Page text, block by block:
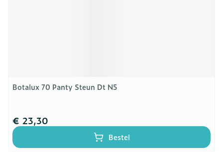
Botalux 70 Panty Steun Dt N5
€ 23,30
Bestel